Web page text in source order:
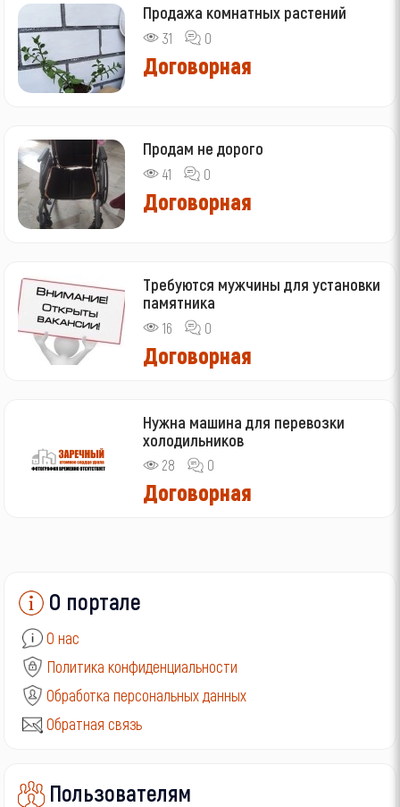
Продажа комнатных растений
31 0
Договорная
Продам не дорого
41 0
Договорная
Требуются мужчины для установки
памятника
16 0
Договорная
Нужна машина для перевозки
холодильников
28 0
Договорная
О портале
О нас
Политика конфиденциальности
Обработка персональных данных
Обратная связь
Пользователям